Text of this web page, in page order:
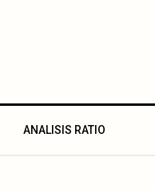
ANALISIS RATIO